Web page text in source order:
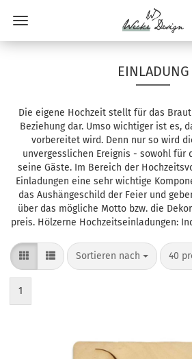
EINLADUNG
Die eigene Hochzeit stellt für das
Beziehung dar. Umso wichtiger ist es,
vorbereitet wird. Denn nur so wird
unvergesslichen Ereignis - sowohl für
seine Gäste. Im Bereich der
Einladungen eine sehr wichtige
das Aushängeschild der Feier und
über das mögliche Motto bzw. die
preis. Hölzerne Hochzeitseinladungen:
Sortieren nach
Sortieren nach 40
pro
1